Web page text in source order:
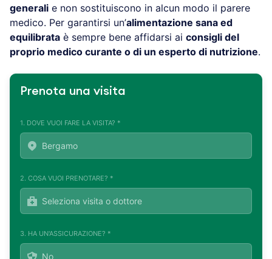
generali e non sostituiscono in alcun modo il parere
medico. Per garantirsi un’alimentazione sana ed
equilibrata è sempre bene affidarsi ai consigli del
proprio medico curante o di un esperto di nutrizione.
Prenota una visita
1. DOVE VUOI FARE LA VISITA? *
2. COSA VUOI PRENOTARE? *
3. HA UN'ASSICURAZIONE? *